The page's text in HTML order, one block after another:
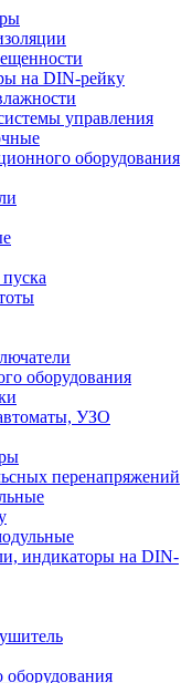
на DIN-рейку
управления
оборудования
оборудования
УЗО
перенапряжений
индикаторы на DIN-
оборудования